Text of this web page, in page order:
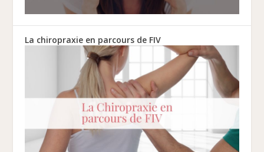
La chiropraxie en parcours de FIV